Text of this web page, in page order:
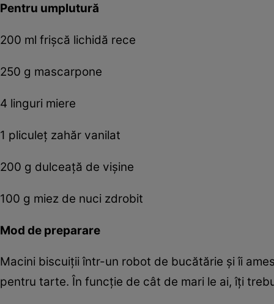
Pentru umplutură
200 ml frișcă lichidă rece
250 g mascarpone
4 linguri miere
1 pliculeț zahăr vanilat
200 g dulceață de vișine
100 g miez de nuci zdrobit
Mod de preparare
Macini biscuiții într-un robot de bucătărie și îi
pentru tarte. În funcție de cât de mari le ai, îți